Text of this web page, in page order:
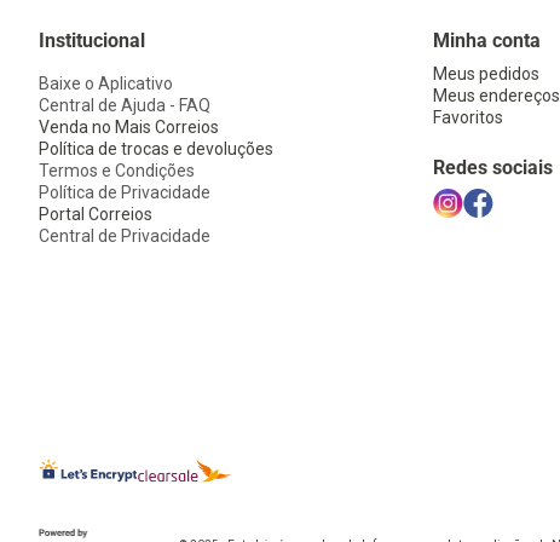
Institucional
Baixe o Aplicativo
Central de Ajuda - FAQ
Venda no Mais Correios
Política de trocas e devoluções
Termos e Condições
Política de Privacidade
Portal Correios
Central de Privacidade
Minha conta
Meus pedidos
Meus endereços
Favoritos
Redes sociais